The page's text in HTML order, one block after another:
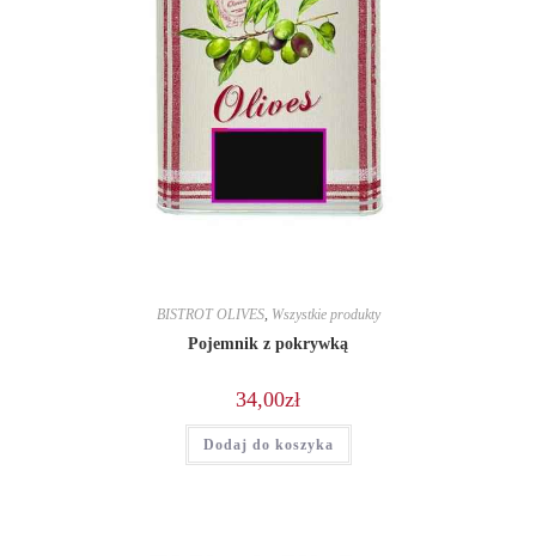
BISTROT OLIVES, Wszystkie produkty
Pojemnik z pokrywką
34,00zł
Dodaj do koszyka